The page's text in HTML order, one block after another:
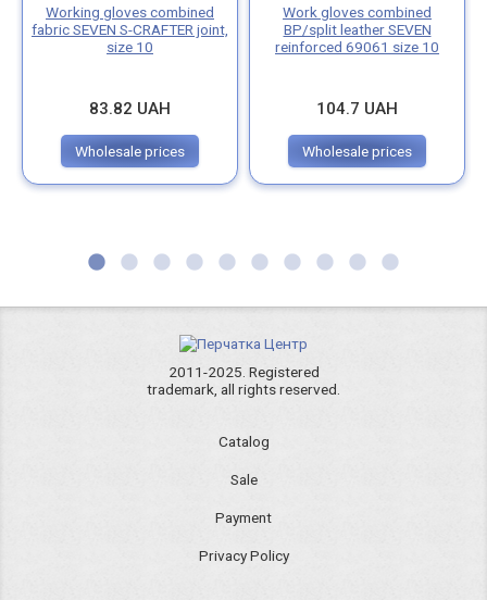
Working gloves combined
fabric SEVEN S-CRAFTER joint,
size 10
83.82 UAH
Wholesale prices
Work gloves combined
BP/split leather SEVEN
reinforced 69061 size 10
104.7 UAH
Wholesale prices
2011-2025. Registered
trademark, all rights reserved.
Catalog
Sale
Payment
Privacy Policy